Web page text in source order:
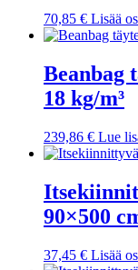
70,85 € Lisää
Beanbag
18 kg/m³
239,86 € Lue
90×500
37,45 € Lisää